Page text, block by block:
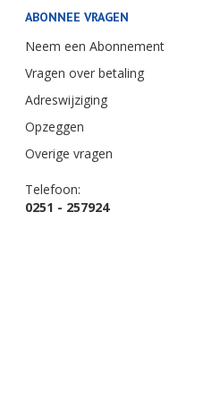
ABONNEE VRAGEN
Neem een Abonnement
Vragen over betaling
Adreswijziging
Opzeggen
Overige vragen
Telefoon:
0251 - 257924